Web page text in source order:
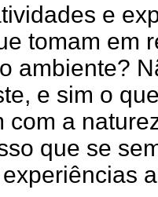
e
tomam em
ambiente?
e sim o
com a
que se